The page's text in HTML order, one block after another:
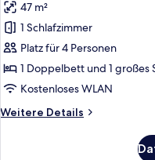
für
Apartment,
Balkon
(Bella)
anzeigen
47 m²
1 Schlafzimmer
Platz für 4 Personen
1 Doppelbett und 1 großes
Kostenloses WLAN
Weitere Details
Weitere